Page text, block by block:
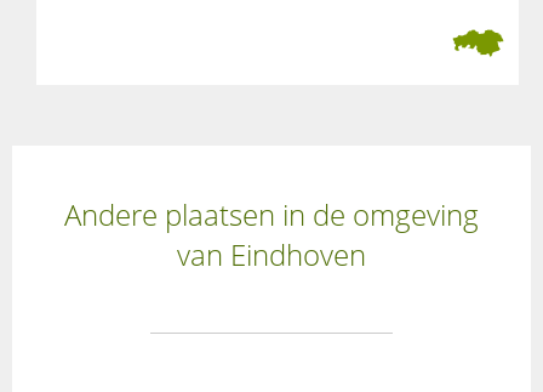
Andere plaatsen in de omgeving
van Eindhoven